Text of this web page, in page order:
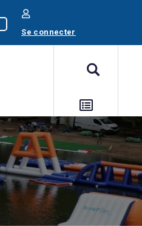
Se connecter